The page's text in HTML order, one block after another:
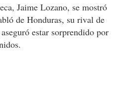
Jaime Lozano, se mostró
de Honduras, su rival de
estar sorprendido por